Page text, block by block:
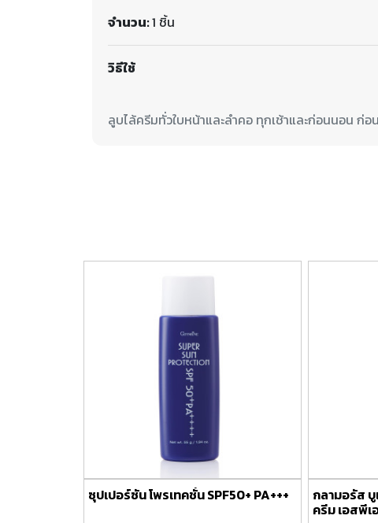
จำนวน:1 ชิ้น
วิธีใช้
ซุปเปอร์ซัน โพรเทคชั่น SPF50+ PA+++ กลามอรัส บู
ครีม เอสพีเ